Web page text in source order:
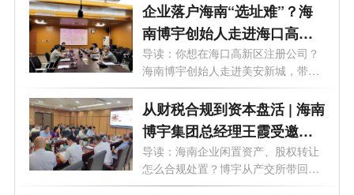
企业落户海南“选址难”？海
南博宇创始人走进海口高新
区美安新城，为您精准匹配
园区政策！
导读：你想在海口高新区注册公司？
海南博宇创始人走进美安新城，带回
一手...
从财税合规到资本盘活 | 海南
博宇集团总经理王霞受邀走
进海南产交所
导读：海南企业闲置资产、股权转让
怎么合规处置？博宇从产交所带回实
操指...